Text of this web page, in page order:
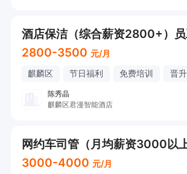
酒店保洁（综合薪资2800+）
2800-3500 元/月
麒麟区 节日福利 免费培训 晋
陈秀晶
麒麟区君漫智能酒店
网约车司管（月均薪资3000以上
3000-4000 元/月